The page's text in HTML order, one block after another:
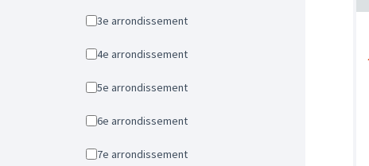
3e arrondissement
4e arrondissement
5e arrondissement
6e arrondissement
7e arrondissement